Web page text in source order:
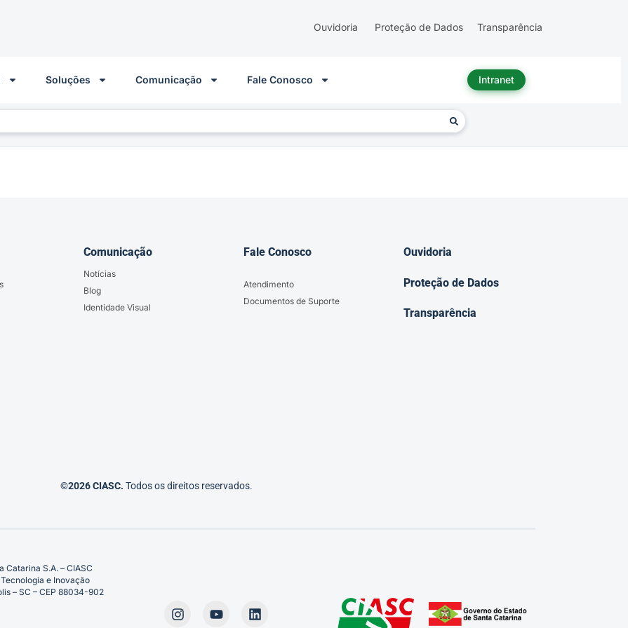
Ouvidoria Proteção de Dados Transparência
Soluções Comunicação Fale Conosco Intranet
Comunicação
Notícias
Blog
Identidade Visual
Fale Conosco
Atendimento
Documentos de Suporte
Ouvidoria
Proteção de Dados
Transparência
©2026 CIASC. Todos os direitos reservados.
Catarina S.A. – CIASC
e Inovação
– SC – CEP 88034-902